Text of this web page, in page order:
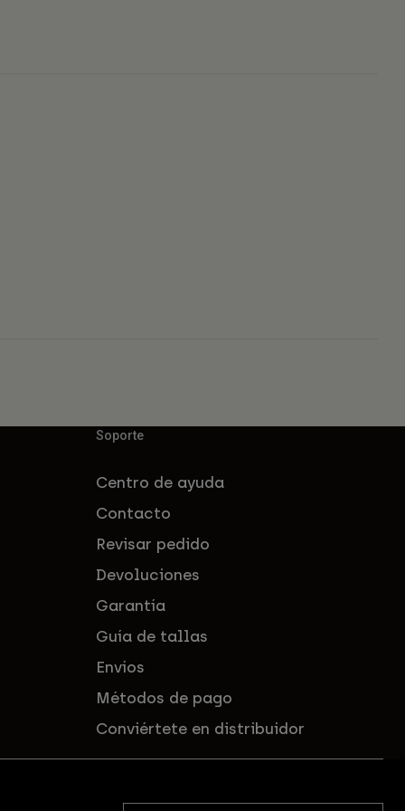
Soporte
Centro de ayuda
Contacto
Revisar pedido
Devoluciones
Garantía
Guía de tallas
Envíos
Métodos de pago
Conviértete en distribuidor